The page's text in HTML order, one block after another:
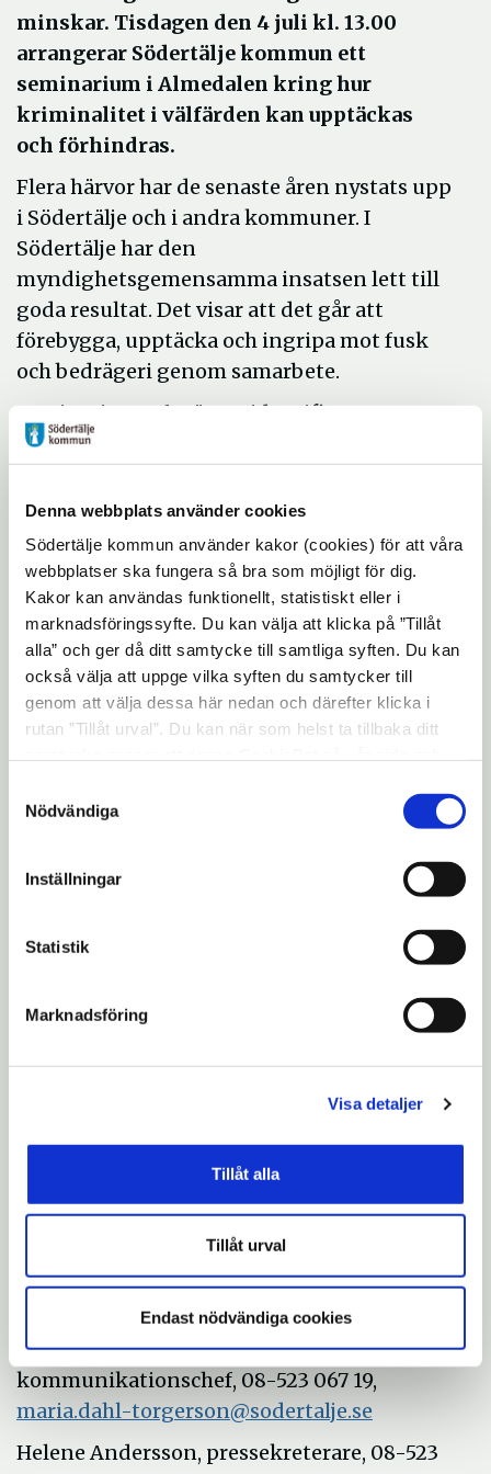
Denna webbplats använder cookies
Södertälje kommun använder kakor (cookies) för att våra
webbplatser ska fungera så bra som möjligt för dig.
Kakor kan användas funktionellt, statistiskt eller i
marknadsföringssyfte. Du kan välja att klicka på ”Tillåt
alla” och ger då ditt samtycke till samtliga syften. Du kan
också välja att uppge vilka syften du samtycker till
genom att välja dessa här nedan och därefter klicka i
rutan ”Tillåt urval”. Du kan när som helst ta tillbaka ditt
"Visa detaljer" kan du läsa om hur kakorna används och
hur vi och våra leverantörer inhämtar och behandlar
Nödvändiga
Inställningar
Statistik
Marknadsföring
Visa detaljer
Tillåt alla
Tillåt urval
Endast nödvändiga cookies
minskar. Tisdagen den 4 juli kl. 13.00
arrangerar Södertälje kommun ett
seminarium i Almedalen kring hur
kriminalitet i välfärden kan upptäckas
och förhindras.
Flera härvor har de senaste åren nystats upp
i Södertälje och i andra kommuner. I
Södertälje har den
myndighetsgemensamma insatsen lett till
goda resultat. Det visar att det går att
förebygga, upptäcka och ingripa mot fusk
och bedrägeri genom samarbete.
Seminariets syfte är att identifiera
systemproblem och uppmärksamma
riksdag och regering på vilka förändringar
som krävs för att kommuner ska ges
möjligheter att upptäcka och stoppa
kriminalitet i välfärden.
På seminariet medverkar bland annat
justitieminister Morgan Johansson (S),
justitieutskottets ordförande Beatrice Ask
(M), Gunnar Appelgren, kommissarie
polismyndigheten Region Stockholm, Pia
insats mot grovt organiserad brottslighet,
Länstidningen i Södertälje och Roger
och bedrägerier i Södertälje kommun.
bankomat
Datum:Tisdagen den4 juli 2017
Plats:Wisby Strand Congress, lokal Viklau,
Moderator:Annika Dopping
Mer information:
Maria Dahl Torgerson,
kommunikationschef, 08-523 067 19,
maria.dahl-torgerson@sodertalje.se
Helene Andersson, pressekreterare, 08-523